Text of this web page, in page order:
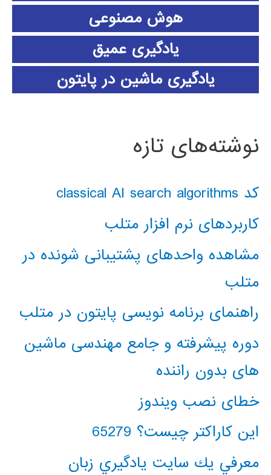
هوش مصنوعی
یادگیری عمیق
یادگیری ماشین در پایتون
نوشته‌های تازه
کد classical AI search algorithms
کاربردهای نرم افزار متلب
مشاهده واحدهای پشتیبانی شونده در
متلب
راهنمای برنامه نویسی پایتون در متلب
دوره پیشرفته و جامع مهندسی ماشین
های بدون راننده
خطای نصب ویندوز
این کاراکتر چیست؟ 65279
معرفي يك سايت يادگيري زبان